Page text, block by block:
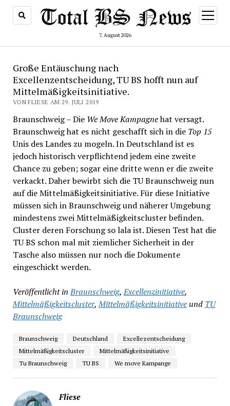
7. August 2026
Menü
öffnen
Große Entäuschung nach
Excellenzentscheidung, TU BS hofft nun auf
Mittelmäßigkeitsinitiative.
VON FLIESE AM 29. JULI 2019
Braunschweig – Die We Move Kampagnehat versagt.
Braunschweig hat es nicht geschafft sich in die Top 15
Unis des Landes zu mogeln. In Deutschland ist es
jedoch historisch verpflichtend jedem eine zweite
Chance zu geben; sogar eine dritte wenn er die zweite
verkackt. Daher bewirbt sich die TU Braunschweig nun
auf die Mittelmäßigkeitsinitiative. Für diese Initiative
müssen sich in Braunschweig und näherer Umgebung
mindestens zwei Mittelmäßigkeitscluster befinden.
Cluster deren Forschung so lala ist. Diesen Test hat die
TU BS schon mal mit ziemlicher Sicherheit in der
Tasche also müssen nur noch die Dokumente
eingeschickt werden.
Veröffentlicht in Braunschweig,Excellenzinitiative,
Mittelmäßigkeitscluster,Mittelmäßigkeitsinitiativeund TU
Braunschweig
Braunschweig Deutschland
Excellezentscheidung
Mittelmäßigkeitscluster
Mittelmäßigkeitsinitiative
Tu Braunschweig
TU BS We move Kampange
Fliese